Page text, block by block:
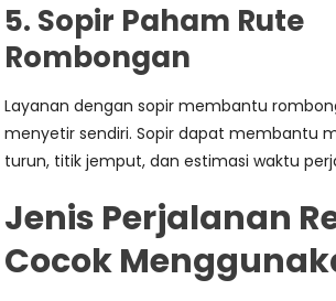
5. Sopir Paham Rute
Rombongan
Layanan dengan sopir membantu
menyetir sendiri. Sopir dapat membantu
turun, titik jemput, dan estimasi waktu
Jenis Perjalanan
Cocok